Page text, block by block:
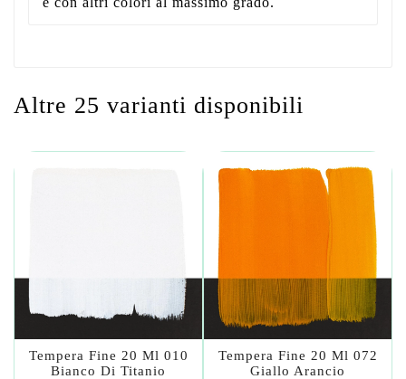
Altre 25 varianti disponibili
Tempera Fine 20 Ml 010
Bianco Di Titanio
Tempera Fine 20 Ml 072
Giallo Arancio